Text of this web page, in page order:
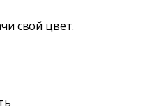
свой цвет.